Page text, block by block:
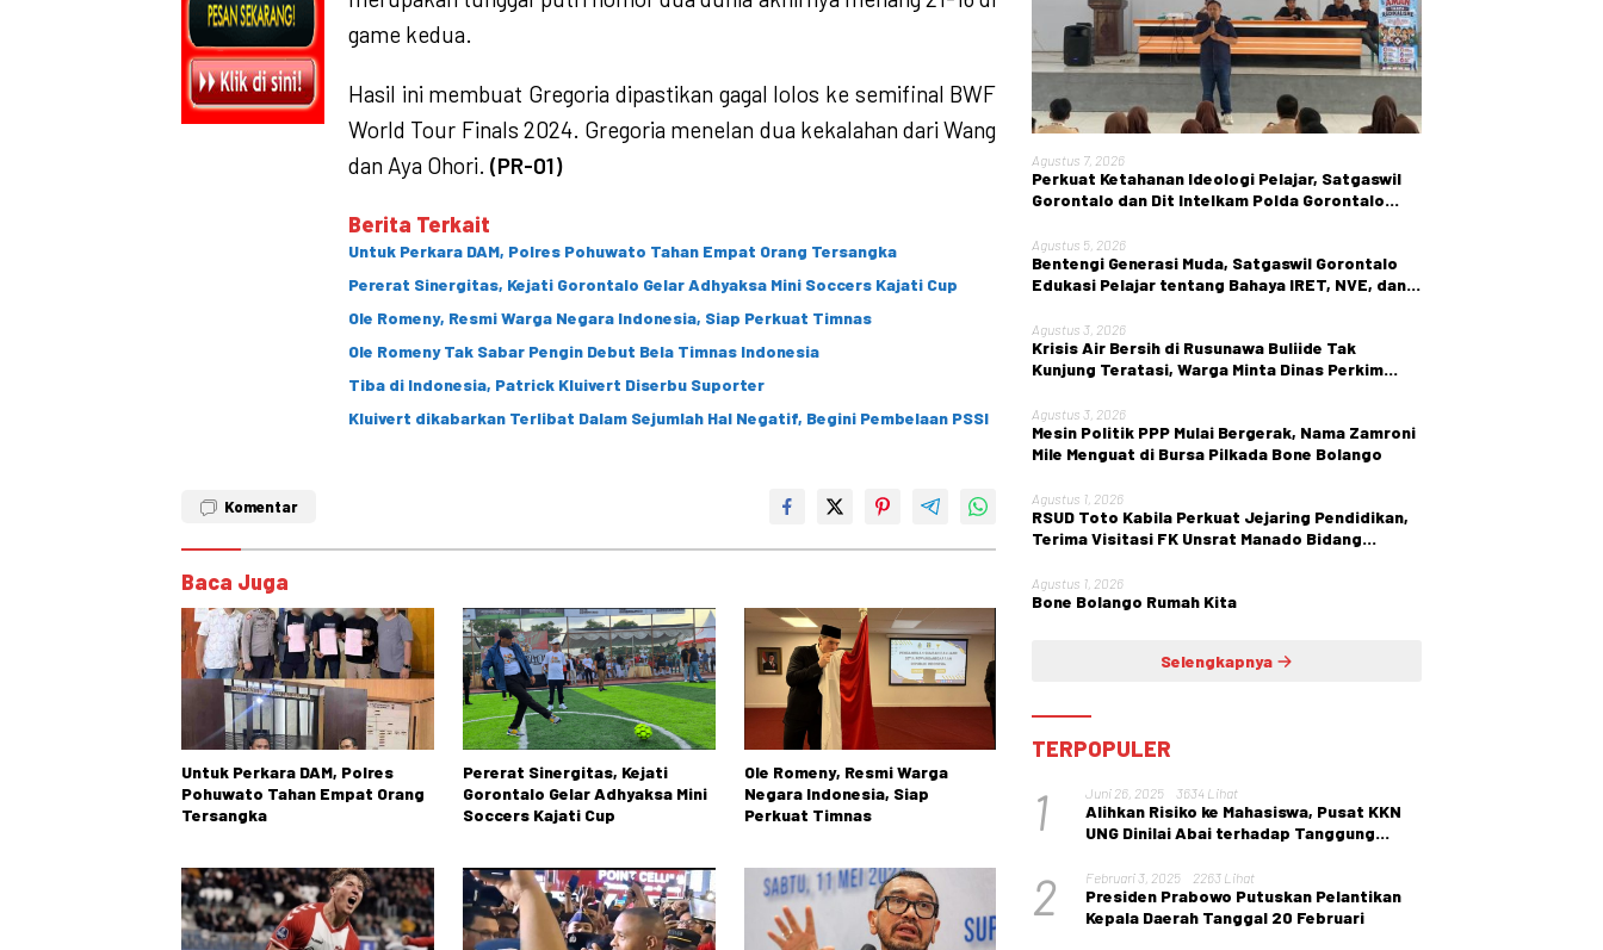
game kedua.
Hasil ini membuat Gregoria dipastikan gagal lolos ke semifinal BWF
World Tour Finals 2024. Gregoria menelan dua kekalahan dari Wang
dan Aya Ohori. (PR-01)
Berita Terkait
Untuk Perkara DAM, Polres Pohuwato Tahan Empat Orang Tersangka
Pererat Sinergitas, Kejati Gorontalo Gelar Adhyaksa Mini Soccers Kajati Cup
Ole Romeny, Resmi Warga Negara Indonesia, Siap Perkuat Timnas
Ole Romeny Tak Sabar Pengin Debut Bela Timnas Indonesia
Tiba di Indonesia, Patrick Kluivert Diserbu Suporter
Kluivert dikabarkan Terlibat Dalam Sejumlah Hal Negatif, Begini Pembelaan PSSI
Komentar
Baca Juga
Untuk Perkara DAM, Polres
Pohuwato Tahan Empat Orang
Tersangka
Pererat Sinergitas, Kejati
Gorontalo Gelar Adhyaksa Mini
Soccers Kajati Cup
Ole Romeny, Resmi Warga
Negara Indonesia, Siap
Perkuat Timnas
Agustus 7, 2026
Perkuat Ketahanan Ideologi Pelajar, Satgaswil
Gorontalo dan Dit Intelkam Polda Gorontalo
Negeri 1 Kabila
Agustus 5, 2026
Bentengi Generasi Muda, Satgaswil Gorontalo
Edukasi Pelajar tentang Bahaya IRET, NVE, dan
Agustus 3, 2026
Krisis Air Bersih di Rusunawa Buliide Tak
Kunjung Teratasi, Warga Minta Dinas Perkim
Agustus 3, 2026
Mesin Politik PPP Mulai Bergerak, Nama Zamroni
Mile Menguat di Bursa Pilkada Bone Bolango
Agustus 1, 2026
RSUD Toto Kabila Perkuat Jejaring Pendidikan,
Terima Visitasi FK Unsrat Manado Bidang
Agustus 1, 2026
Bone Bolango Rumah Kita
Selengkapnya
TERPOPULER
1 Juni 26, 2025 3634 Lihat
Alihkan Risiko ke Mahasiswa, Pusat KKN
UNG Dinilai Abai terhadap Tanggung
2 Februari 3, 2025 2263 Lihat
Presiden Prabowo Putuskan Pelantikan
Kepala Daerah Tanggal 20 Februari